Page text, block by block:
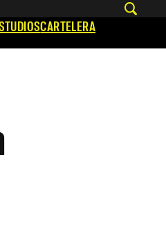
CARTELERA